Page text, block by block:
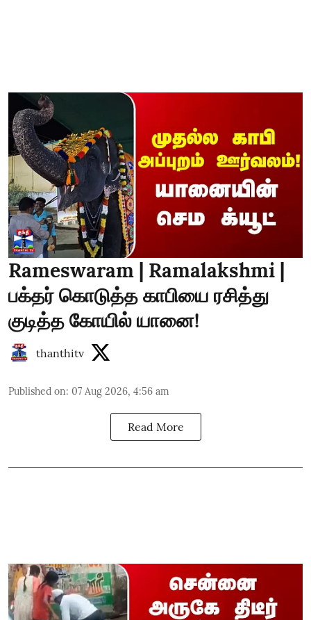
Rameswaram | Ramalakshmi |
பக்தர் கொடுத்த காபியை ரசித்து
குடித்த கோயில் யானை!
thanthitv
Published on: 07 Aug 2026, 4:56 am
Read More